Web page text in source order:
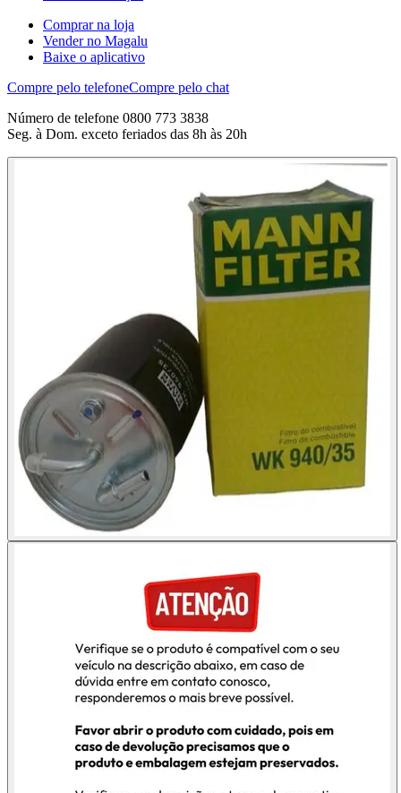
Comprar na loja
Vender no Magalu
Baixe o aplicativo
Compre pelo telefoneCompre pelo chat
Número de telefone 0800 773 3838
Seg. à Dom. exceto feriados das 8h às 20h